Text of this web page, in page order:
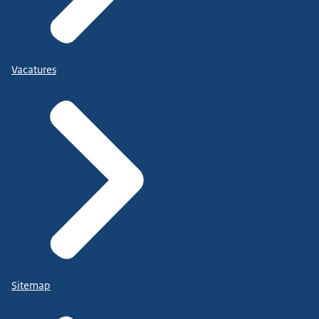
Vacatures
Sitemap